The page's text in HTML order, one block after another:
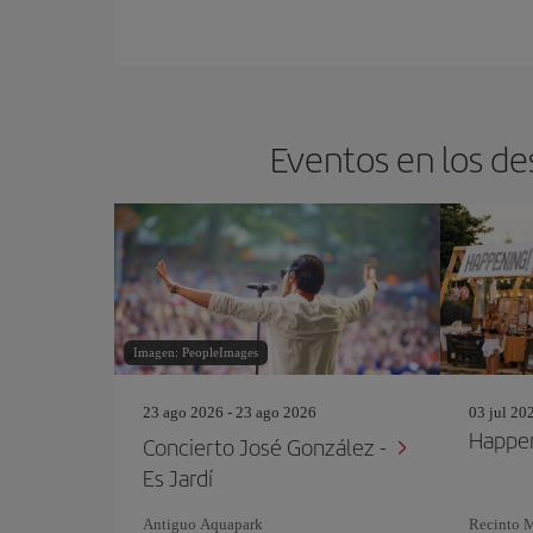
Eventos en los
Imagen: PeopleImages
23 ago 2026 - 23 ago 2026
Concierto José González -
Es Jardí
Antiguo Aquapark
03 jul
Recinto